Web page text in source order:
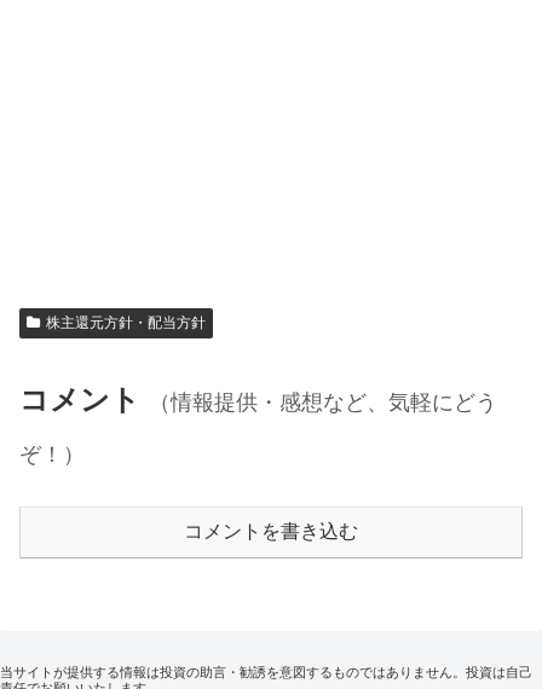
株主還元方針・配当方針
コメント
（情報提供・感想など、気軽にどう
ぞ！）
コメントを書き込む
当サイトが提供する情報は投資の助言・勧誘を意図するものではありません。投資は自己